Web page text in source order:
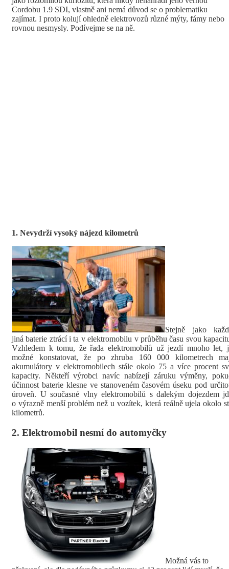
Cordobu 1.9 SDI, vlastně ani nemá důvod se o problematiku
zajímat. I proto kolují ohledně elektrovozů různé mýty, fámy nebo
rovnou nesmysly. Podívejme se na ně.
1. Nevydrží vysoký nájezd kilometrů
Stejně jako
jiná baterie ztrácí i ta v elektromobilu v průběhu času svou
Vzhledem k tomu, že řada elektromobilů už jezdí mnoho let,
možné konstatovat, že po zhruba 160 000 kilometrech
akumulátory v elektromobilech stále okolo 75 a více procent
kapacity. Někteří výrobci navíc nabízejí záruku výměny,
účinnost baterie klesne ve stanoveném časovém úseku pod
úroveň. U současné vlny elektromobilů s dalekým dojezdem
o výrazně menší problém než u vozítek, která reálně ujela okolo
kilometrů.
2. Elektromobil nesmí do automyčky
Možná vás to